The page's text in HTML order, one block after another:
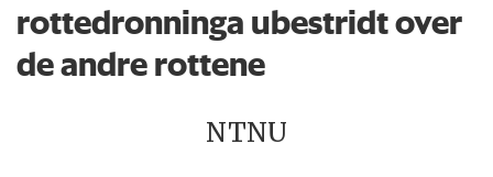
rottedronninga ubestridt over
de andre rottene
NTNU